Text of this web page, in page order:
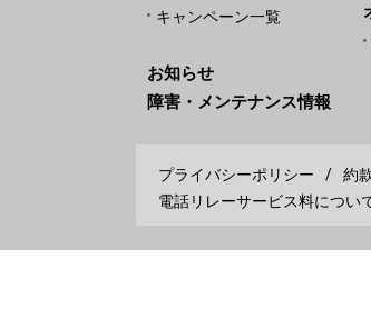
キャンペーン一覧
お知らせ
障害・メンテナンス情報
プライバシーポリシー 約
電話リレーサービス料につい